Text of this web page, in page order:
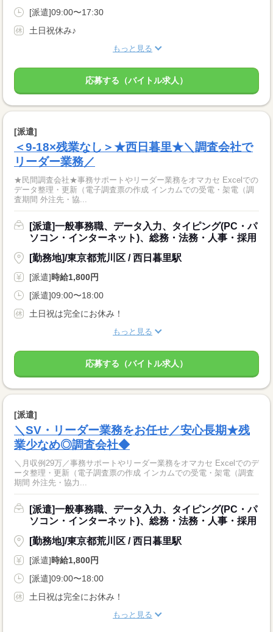
[派遣]09:00〜17:30
土日祝休み♪
もっと見る
応募する（バイトル求人）
[派遣]
＜9-18×残業なし＞★西日暮里★＼調査会社で
リーダー業務／
★民間調査会社★事務サポートやリーダー業務をオマカセ Excelでの
データ整理・更新（電子調査票の作成 インカムでの受電・架電（調
査期間 外注先・協...
[派遣]一般事務職、データ入力、タイピング(PC・パ
ソコン・インターネット)、総務・法務・人事・採用
[勤務地]/東京都荒川区 / 西日暮里駅
[派遣]時給1,800円
[派遣]09:00〜18:00
土日祝は完全にお休み！
もっと見る
応募する（バイトル求人）
[派遣]
＼SV・リーダー業務をお任せ／安心長期★残
業少なめ◎調査会社◆
＼月収例29万／事務サポートやリーダー業務をオマカセ Excelでのデ
ータ整理・更新（電子調査票の作成 インカムでの受電・架電（調査
期間 外注先・協力...
[派遣]一般事務職、データ入力、タイピング(PC・パ
ソコン・インターネット)、総務・法務・人事・採用
[勤務地]/東京都荒川区 / 西日暮里駅
[派遣]時給1,800円
[派遣]09:00〜18:00
土日祝は完全にお休み！
もっと見る